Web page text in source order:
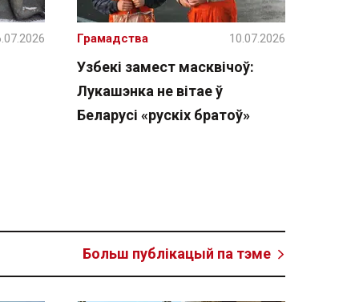
Узбекі замест масквічоў:
Лукашэнка не вітае ў
Беларусі «рускіх братоў»
Грамадства 10.07.2026
Больш публікацый па тэме